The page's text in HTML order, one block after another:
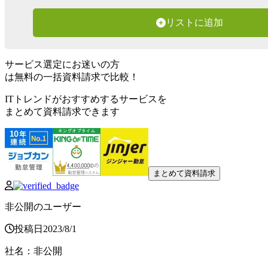
リストに追加
サービス選定にお迷いの方
は無料の一括資料請求で比較！
ITトレンドがおすすめするサービスを
まとめて資料請求できます
まとめて資料請求
非公開のユーザー
投稿日 2023/8/1
社名 ： 非公開